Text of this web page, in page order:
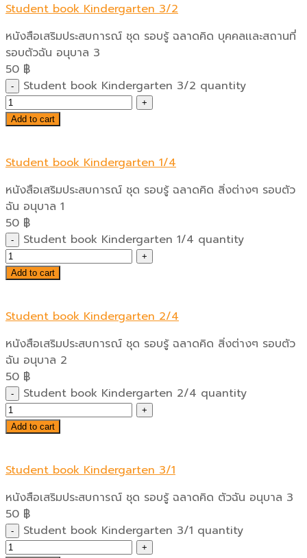
Student book Kindergarten 3/2
หนังสือเสริมประสบการณ์ ชุด รอบรู้ ฉลาดคิด บุคคลเเละสถานที่
รอบตัวฉัน อนุบาล 3
50 ฿
Student book Kindergarten 3/2 quantity
Add to cart
Student book Kindergarten 1/4
หนังสือเสริมประสบการณ์ ชุด รอบรู้ ฉลาดคิด สิ่งต่างๆ รอบตัว
ฉัน อนุบาล 1
50 ฿
Student book Kindergarten 1/4 quantity
Add to cart
Student book Kindergarten 2/4
หนังสือเสริมประสบการณ์ ชุด รอบรู้ ฉลาดคิด สิ่งต่างๆ รอบตัว
ฉัน อนุบาล 2
50 ฿
Student book Kindergarten 2/4 quantity
Add to cart
Student book Kindergarten 3/1
หนังสือเสริมประสบการณ์ ชุด รอบรู้ ฉลาดคิด ตัวฉัน อนุบาล 3
50 ฿
Student book Kindergarten 3/1 quantity